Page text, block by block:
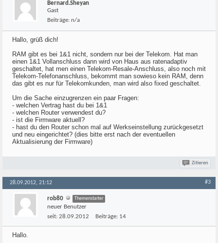
Bernard.Sheyan
Gast
Beiträge: n/a
Hallo, grüß dich!
RAM gibt es bei 1&1 nicht, sondern nur bei der Telekom. Hat man
einen 1&1 Vollanschluss dann wird von Haus aus ratenadaptiv
geschaltet, hat men einen Telekom-Resale-Anschluss, also noch mit
Telekom-Telefonanschluss, bekommt man sowieso kein RAM, denn
das gibt es nur für Telekomkunden, man wird also fixed geschaltet.
Um die Sache einzugrenzen ein paar Fragen:
- welchen Vertrag hast du bei 1&1
- welchen Router verwendest du?
- ist die Firmware aktuell?
- hast du den Router schon mal auf Werkseinstellung zurückgesetzt
und neu eingerichtet? (dies bitte erst nach der eventuellen
Aktualisierung der Firmware)
Zitieren
28.09.2012, 21:12 #3
rob80 Themenstarter
neuer Benutzer
seit: 28.09.2012 Beiträge: 14
Hallo.